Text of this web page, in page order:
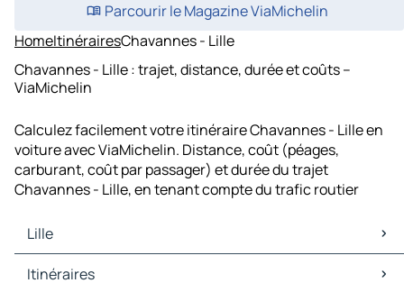
Parcourir le Magazine ViaMichelin
HomeItinérairesChavannes - Lille
Chavannes - Lille : trajet, distance, durée et coûts –
ViaMichelin
Calculez facilement votre itinéraire Chavannes - Lille en
voiture avec ViaMichelin. Distance, coût (péages,
carburant, coût par passager) et durée du trajet
Chavannes - Lille, en tenant compte du trafic routier
Lille
Lille Cartes et plans
Itinéraires